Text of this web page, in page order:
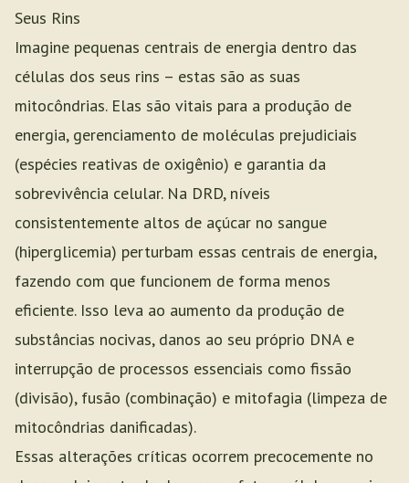
Seus Rins
Imagine pequenas centrais de energia dentro das
células dos seus rins – estas são as suas
mitocôndrias. Elas são vitais para a produção de
energia, gerenciamento de moléculas prejudiciais
(espécies reativas de oxigênio) e garantia da
sobrevivência celular. Na DRD, níveis
consistentemente altos de açúcar no sangue
(hiperglicemia) perturbam essas centrais de energia,
fazendo com que funcionem de forma menos
eficiente. Isso leva ao aumento da produção de
substâncias nocivas, danos ao seu próprio DNA e
interrupção de processos essenciais como fissão
(divisão), fusão (combinação) e mitofagia (limpeza de
mitocôndrias danificadas).
Essas alterações críticas ocorrem precocemente no